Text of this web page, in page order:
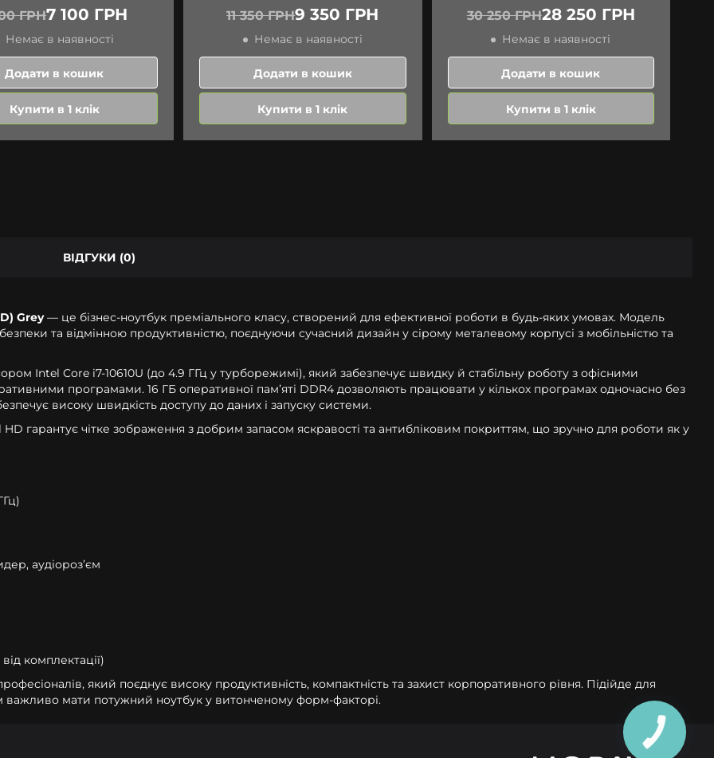
ГРН7 100 ГРН
Немає в наявності
Додати в кошик
Купити в 1 клік
11 350 ГРН9 350 ГРН
Немає в наявності
Додати в кошик
Купити в 1 клік
30 250 ГРН28 250 ГРН
Немає в наявності
Додати в кошик
Купити в 1 клік
ВІДГУКИ (0)
Grey— це бізнес-ноутбук преміального класу, створений для ефективної роботи в будь-яких умовах. Модель
та відмінною продуктивністю, поєднуючи сучасний дизайн у сірому металевому корпусі з мобільністю та
Intel Core i7-10610U (до 4.9 ГГц у турборежимі), який забезпечує швидку й стабільну роботу з офісними
програмами. 16 ГБ оперативної памʼяті DDR4 дозволяють працювати у кількох програмах одночасно без
високу швидкість доступу до даних і запуску системи.
гарантує чітке зображення з добрим запасом яскравості та антибліковим покриттям, що зручно для роботи як у
аудіорозʼєм
комплектації)
який поєднує високу продуктивність, компактність та захист корпоративного рівня. Підійде для
важливо мати потужний ноутбук у витонченому форм-факторі.